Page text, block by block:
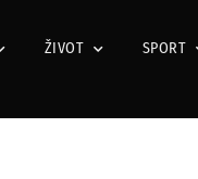
ŽIVOT SPORT